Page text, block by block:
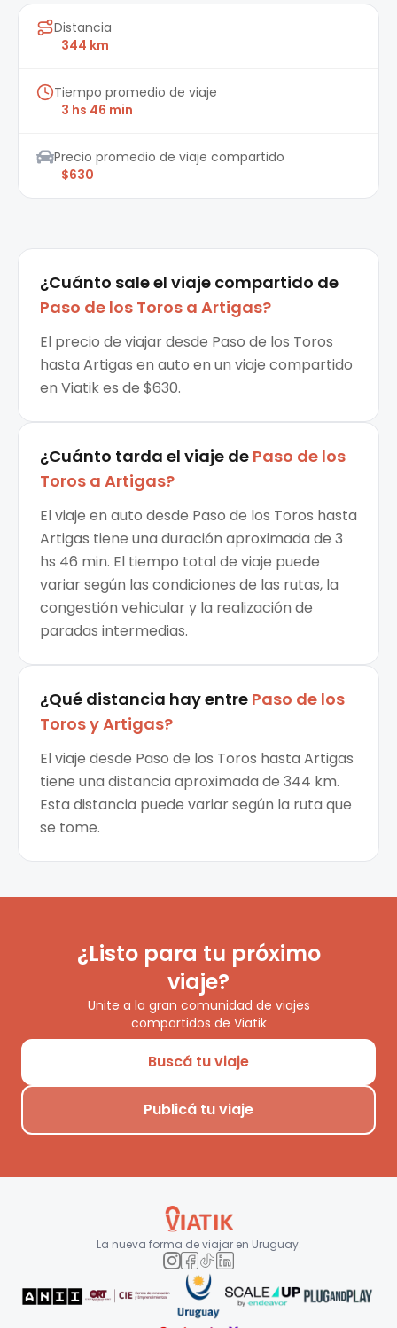
Distancia
344 km
Tiempo promedio de viaje
3 hs 46 min
Precio promedio de viaje compartido
$630
¿Cuánto sale el viaje compartido de
Paso de los Toros a Artigas?
El precio de viajar desde Paso de los Toros
hasta Artigas en auto en un viaje compartido
en Viatik es de $630.
¿Cuánto tarda el viaje de Paso de los
Toros a Artigas?
El viaje en auto desde Paso de los Toros hasta
Artigas tiene una duración aproximada de 3
hs 46 min. El tiempo total de viaje puede
variar según las condiciones de las rutas, la
congestión vehicular y la realización de
paradas intermedias.
¿Qué distancia hay entre Paso de los
TorosyArtigas?
El viaje desde Paso de los Toros hasta Artigas
tiene una distancia aproximada de 344 km.
Esta distancia puede variar según la ruta que
se tome.
¿Listo para tu próximo
viaje?
Unite a la gran comunidad de viajes
compartidos de Viatik
Buscá tu viaje
Publicá tu viaje
La nueva forma de viajar en Uruguay.